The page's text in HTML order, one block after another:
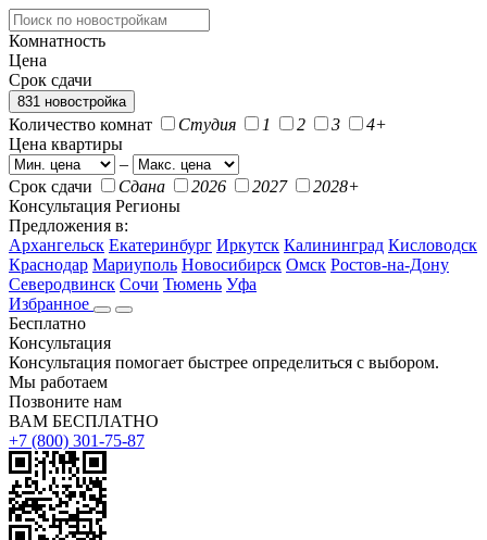
Комнатность
Цена
Срок сдачи
831 новостройка
Количество комнат Студия 1 2 3
4+
Цена квартиры
–
Срок сдачи
Сдана 2026 2027
2028+
Консультация Регионы
Предложения в:
Архангельск Екатеринбург Иркутск Калининград Кисловодск
Краснодар Мариуполь Новосибирск Омск Ростов-на-Дону
Северодвинск Сочи Тюмень Уфа
Избранное
Бесплатно
Консультация
Консультация помогает быстрее определиться с выбором.
Мы работаем
Позвоните нам
ВАМ БЕСПЛАТНО
+7 (800) 301-75-87